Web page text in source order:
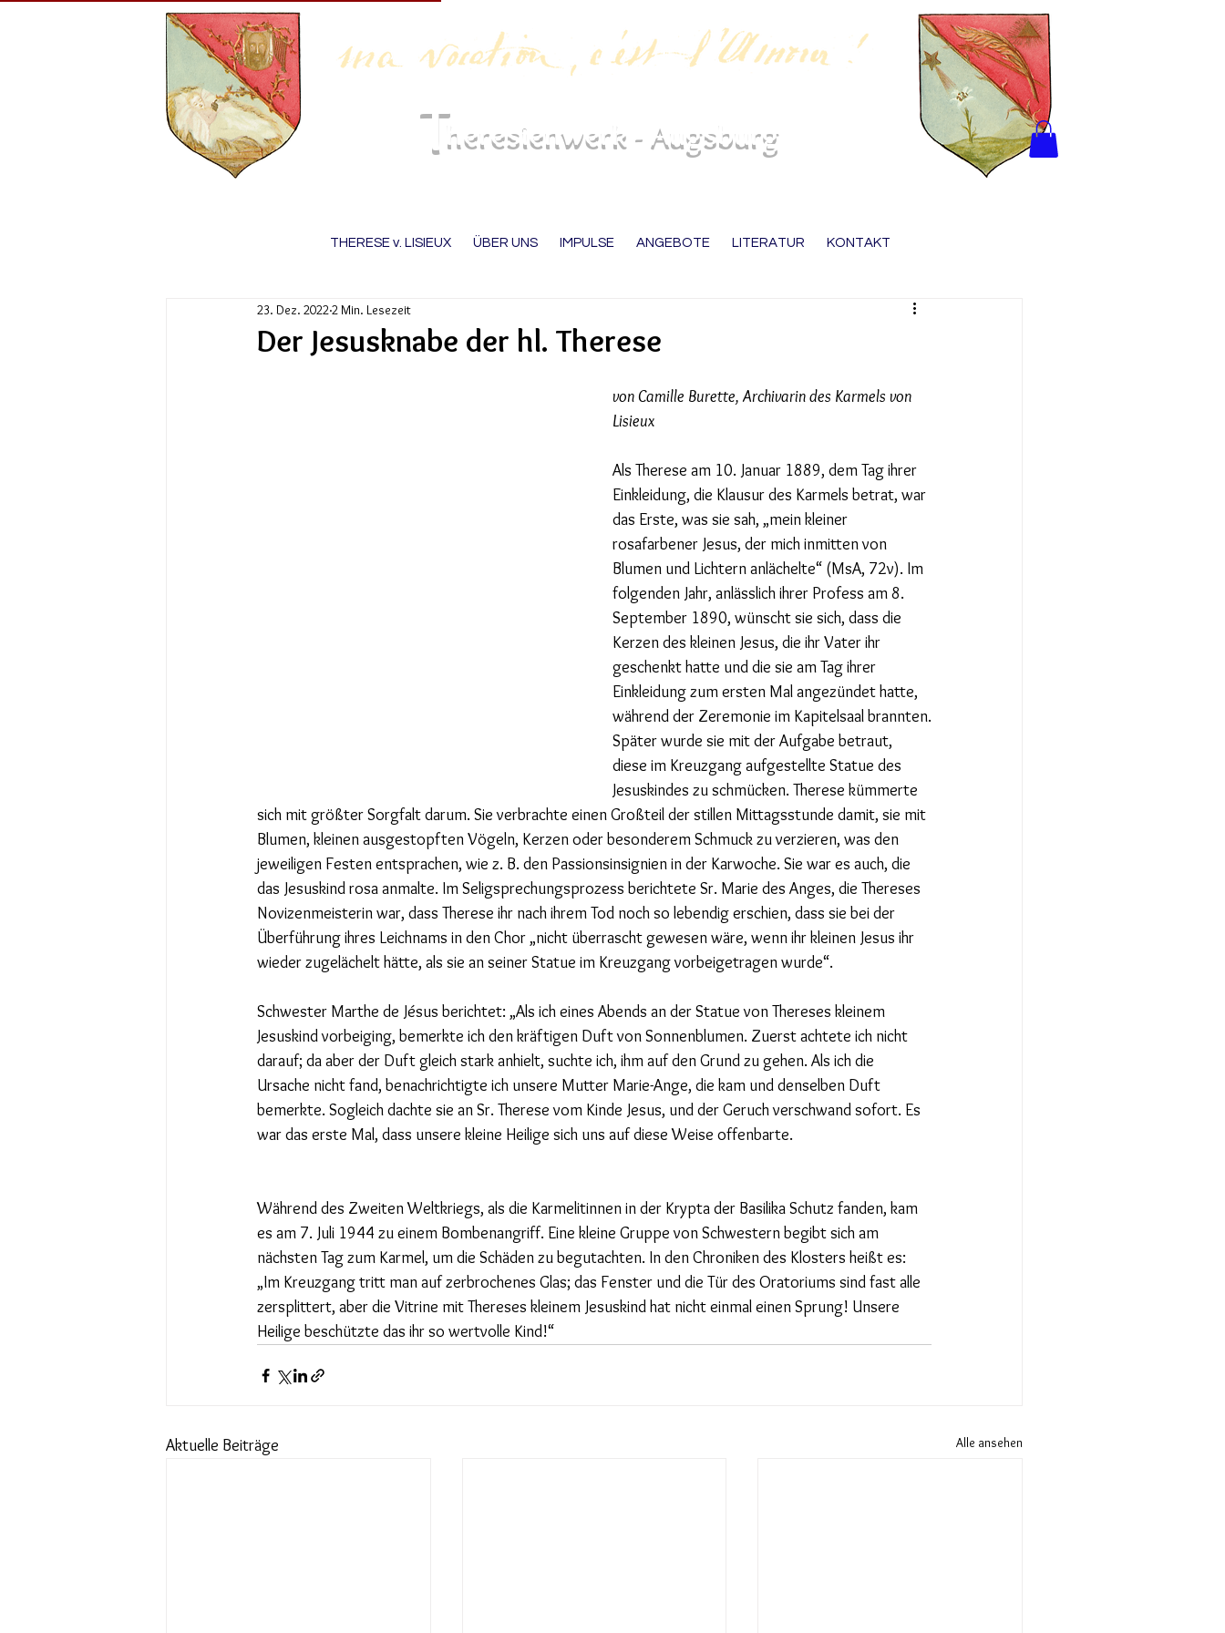
heresienwerk - Augsburg
T
THERESE v. LISIEUX ÜBER UNS IMPULSE ANGEBOTE LITERATUR KONTAKT
Der Jesusknabe der hl. Therese
23. Dez. 2022 2 Min. Lesezeit
von Camille Burette, Archivarin des Karmels von
Lisieux
Als Therese am 10. Januar 1889, dem Tag ihrer
Einkleidung, die Klausur des Karmels betrat, war
das Erste, was sie sah, „mein kleiner
rosafarbener Jesus, der mich inmitten von
Blumen und Lichtern anlächelte“ (MsA, 72v). Im
folgenden Jahr, anlässlich ihrer Profess am 8.
September 1890, wünscht sie sich, dass die
Kerzen des kleinen Jesus, die ihr Vater ihr
geschenkt hatte und die sie am Tag ihrer
Einkleidung zum ersten Mal angezündet hatte,
während der Zeremonie im Kapitelsaal brannten.
Später wurde sie mit der Aufgabe betraut,
diese im Kreuzgang aufgestellte Statue des
Jesuskindes zu schmücken. Therese kümmerte
sich mit größter Sorgfalt darum. Sie verbrachte einen Großteil der stillen Mittagsstunde damit, sie mit
Blumen, kleinen ausgestopften Vögeln, Kerzen oder besonderem Schmuck zu verzieren, was den
jeweiligen Festen entsprachen, wie z. B. den Passionsinsignien in der Karwoche. Sie war es auch, die
das Jesuskind rosa anmalte. Im Seligsprechungsprozess berichtete Sr. Marie des Anges, die Thereses
Novizenmeisterin war, dass Therese ihr nach ihrem Tod noch so lebendig erschien, dass sie bei der
Überführung ihres Leichnams in den Chor „nicht überrascht gewesen wäre, wenn ihr kleinen Jesus ihr
wieder zugelächelt hätte, als sie an seiner Statue im Kreuzgang vorbeigetragen wurde“.
Schwester Marthe de Jésus berichtet: „Als ich eines Abends an der Statue von Thereses kleinem
Jesuskind vorbeiging, bemerkte ich den kräftigen Duft von Sonnenblumen. Zuerst achtete ich nicht
darauf; da aber der Duft gleich stark anhielt, suchte ich, ihm auf den Grund zu gehen. Als ich die
Ursache nicht fand, benachrichtigte ich unsere Mutter Marie-Ange, die kam und denselben Duft
bemerkte. Sogleich dachte sie an Sr. Therese vom Kinde Jesus, und der Geruch verschwand sofort. Es
war das erste Mal, dass unsere kleine Heilige sich uns auf diese Weise offenbarte.
Während des Zweiten Weltkriegs, als die Karmelitinnen in der Krypta der Basilika Schutz fanden, kam
es am 7. Juli 1944 zu einem Bombenangriff. Eine kleine Gruppe von Schwestern begibt sich am
nächsten Tag zum Karmel, um die Schäden zu begutachten. In den Chroniken des Klosters heißt es:
„Im Kreuzgang tritt man auf zerbrochenes Glas; das Fenster und die Tür des Oratoriums sind fast alle
zersplittert, aber die Vitrine mit Thereses kleinem Jesuskind hat nicht einmal einen Sprung! Unsere
Heilige beschützte das ihr so wertvolle Kind!“
Aktuelle Beiträge Alle ansehen